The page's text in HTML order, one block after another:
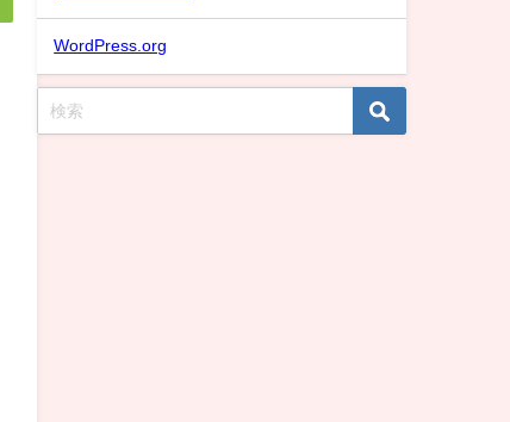
WordPress.org